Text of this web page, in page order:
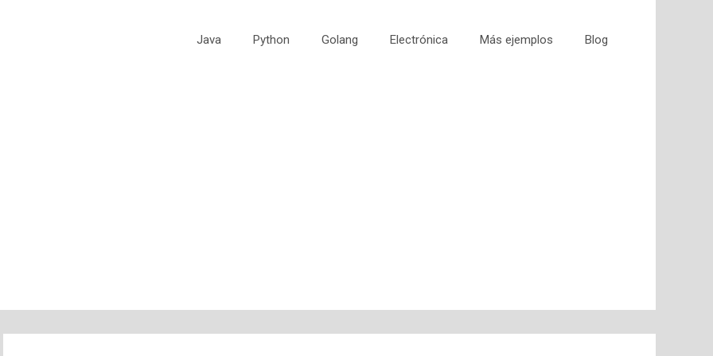
Java Python Golang Electrónica Más ejemplos Blog